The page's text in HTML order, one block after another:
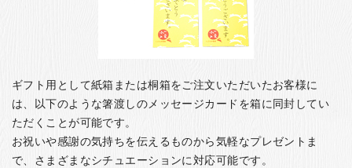
ギフト用として紙箱または桐箱をご注文いただいたお客様に
は、以下のような箸渡しのメッセージカードを箱に同封してい
ただくことが可能です。
お祝いや感謝の気持ちを伝えるものから気軽なプレゼントま
で、さまざまなシチュエーションに対応可能です。